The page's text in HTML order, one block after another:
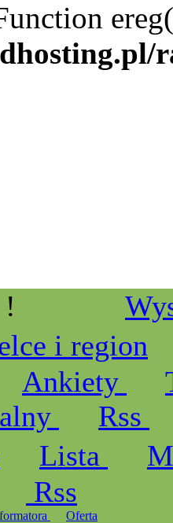
!
i region
Ankiety
Rss
Lista
Rss
Oferta